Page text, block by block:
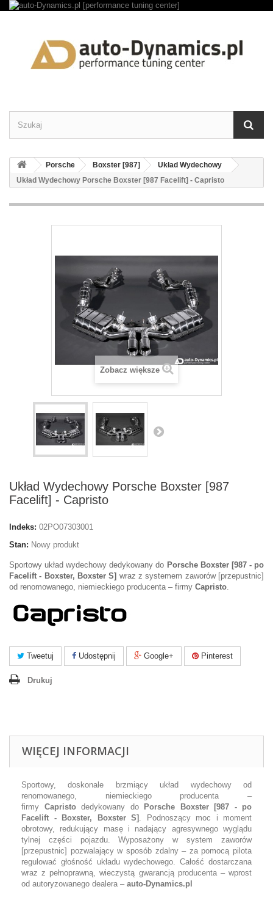
Porsche Boxster [987]
Układ Wydechowy
Układ Wydechowy Porsche Boxster [987 Facelift] - Capristo
Zobacz większe
Układ Wydechowy Porsche Boxster [987
Facelift] - Capristo
Indeks: 02PO07303001
Stan: Nowy produkt
Sportowy układ wydechowy dedykowany do Porsche Boxster [987 - po
Facelift - Boxster, Boxster S] wraz z systemem zaworów [przepustnic]
od renomowanego, niemieckiego producenta – firmy Capristo.
Tweetuj Udostępnij Google+ Pinterest
Drukuj
WIĘCEJ INFORMACJI
Sportowy, doskonale brzmiący układ wydechowy od
renomowanego, niemieckiego producenta –
firmy Capristodedykowany do
Porsche Boxster [987 - po
Facelift - Boxster, Boxster S] . Podnoszący moc i moment
obrotowy, redukujący masę i nadający agresywnego wyglądu
tylnej części pojazdu. Wyposażony w system zaworów
[przepustnic] pozwalający w sposób zdalny – za pomocą pilota
regulować głośność układu wydechowego. Całość dostarczana
wraz z pełnoprawną, wieczystą gwarancją producenta – wprost
od autoryzowanego dealera – auto-Dynamics.pl